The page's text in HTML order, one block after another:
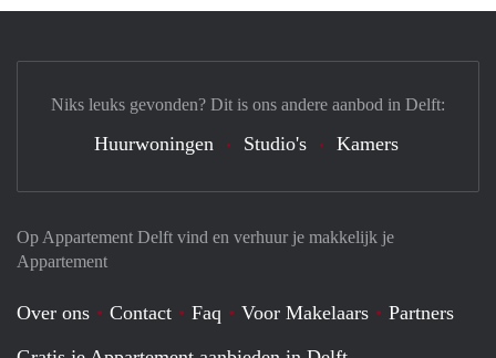
Op Appartement Delft vind en verhuur je makkelijk je
Appartement
Over ons Contact Faq Voor Makelaars
Partners
Niks leuks gevonden? Dit is ons andere aanbod in Delft:
Huurwoningen Studio's Kamers